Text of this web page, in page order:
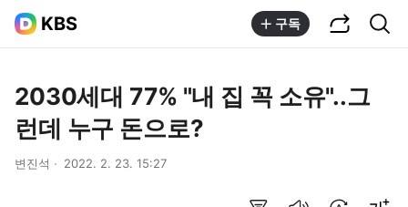
KBS 구독
2030세대 77% "내 집 꼭 소유"..그
런데 누구 돈으로?
변진석 2022. 2. 23. 15:27